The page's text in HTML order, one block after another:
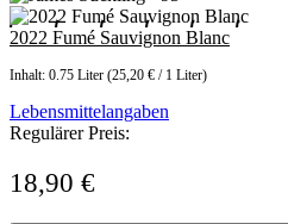
2022 Fumé Sauvignon Blanc
Inhalt: 0.75 Liter (25,20 € / 1 Liter)
Lebensmittelangaben
Regulärer Preis:
18,90 €